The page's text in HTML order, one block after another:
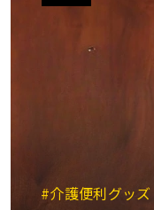
#介護便利グッズ